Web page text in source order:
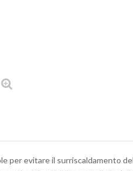
per evitare il surriscaldamento